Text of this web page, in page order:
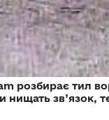
розбирає тил
зв’язок,